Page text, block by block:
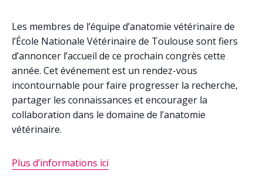
Les membres de l’équipe d’anatomie vétérinaire de
l’École Nationale Vétérinaire de Toulouse sont fiers
d’annoncer l’accueil de ce prochain congrès cette
année. Cet événement est un rendez-vous
incontournable pour faire progresser la recherche,
partager les connaissances et encourager la
collaboration dans le domaine de l’anatomie
vétérinaire.
Plus d’informations ici